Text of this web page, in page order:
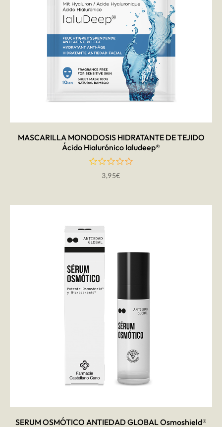
AÑADIR AL CARRITO
MASCARILLA MONODOSIS HIDRATANTE DE TEJIDO
Ácido Hialurónico Ialudeep®
3,95€
AÑADIR AL CARRITO
SERUM OSMÓTICO ANTIEDAD GLOBAL Osmoshield®